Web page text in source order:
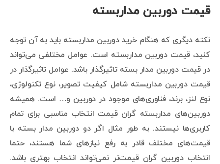
قیمت دوربین مداربسته
نکته دیگری که هنگام خرید دوربین مداربسته باید به آن توجه
کنید، قیمت دوربین مداربسته است. عوامل مختلفی می‌تواند
در قیمت دوربین مدار بسته تاثیرگذار باشد. عوامل تاثیرگذار در
قیمت دوربین مداربسته شامل کیفیت تصویر، نوع تکنولوژی،
نوع لنز، برند، فناوری‌های موجود در دوربین و… است. همیشه
دوربین‌های مداربسته گران قیمت انتخاب مناسبی برای تمام
کاربری‌ها نیستند. به طور مثال اگر دو دوربین مدار بسته با
قیمت‌های مختلف قادر به رفع نیازهای شما هستند، حتما
انتخاب دوربین گران قیمت‌تر نمی‌تواند انتخاب بهتری باشد.